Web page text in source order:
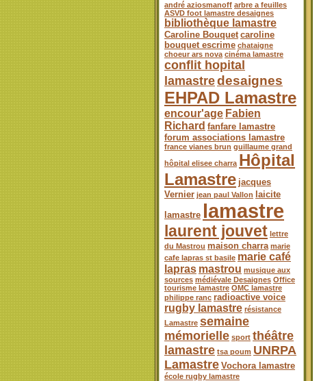
andré aziosmanoff arbre a feuilles
ASVD foot lamastre desaignes
bibliothèque lamastre
Caroline Bouquet caroline
bouquet escrime chataigne
choeur ars nova cinéma lamastre
conflit hopital
lamastredesaignes
EHPAD Lamastre
encour'age Fabien
Richard fanfare lamastre
forum associations lamastre
france vianes brun guillaume grand
hôpital elisee charra Hôpital
Lamastre jacques
Vernier jean paul Vallon
laicite
lamastre lamastre
laurent jouvet lettre
du Mastrou maison charra marie
cafe lapras st basile marie café
lapras mastrou musique aux
sources médiévale Desaignes Office
tourisme lamastre OMC lamastre
philippe ranc radioactive voice
rugby lamastre résistance
Lamastre semaine
mémorielle sport théâtre
lamastre tsa poum UNRPA
Lamastre Vochora lamastre
école rugby lamastre